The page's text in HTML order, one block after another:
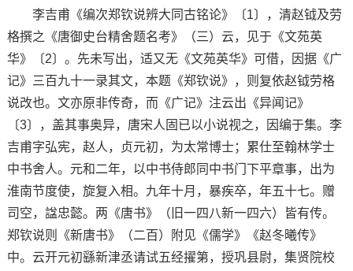
李吉甫《编次郑钦说辨大同古铭论》〔1〕，清赵钺及劳
格撰之《唐御史台精舍题名考》（三）云，见于《文苑英
华》〔2〕。先未写出，适又无《文苑英华》可借，因据《广
记》三百九十一录其文，本题《郑钦说》，则复依赵钺劳格
说改也。文亦原非传奇，而《广记》注云出《异闻记》
〔3〕，盖其事奥异，唐宋人固已以小说视之，因编于集。李
吉甫字弘宪，赵人，贞元初，为太常博士；累仕至翰林学士
中书舍人。元和二年，以中书侍郎同中书门下平章事，出为
淮南节度使，旋复入相。九年十月，暴疾卒，年五十七。赠
司空，諡忠懿。两《唐书》（旧一四八新一四六）皆有传。
郑钦说则《新唐书》（二百）附见《儒学》《赵冬曦传》
中。云开元初繇新津丞请试五经擢第，授巩县尉，集贤院校